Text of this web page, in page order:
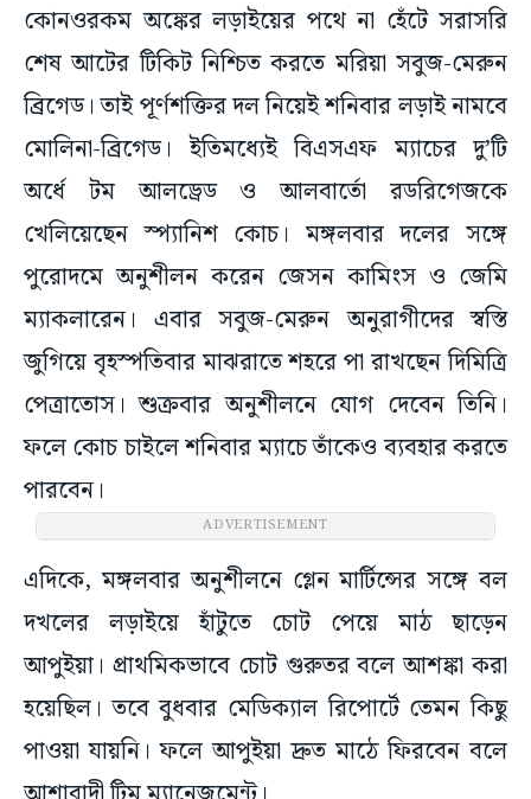
কোনওরকম অঙ্কের লড়াইয়ের পথে না হেঁটে সরাসরি
শেষ আটের টিকিট নিশ্চিত করতে মরিয়া সবুজ-মেরুন
ব্রিগেড। তাই পূর্ণশক্তির দল নিয়েই শনিবার লড়াই নামবে
মোলিনা-ব্রিগেড। ইতিমধ্যেই বিএসএফ ম্যাচের দু’টি
অর্ধে টম আলড্রেড ও আলবার্তো রডরিগেজকে
খেলিয়েছেন স্প্যানিশ কোচ। মঙ্গলবার দলের সঙ্গে
পুরোদমে অনুশীলন করেন জেসন কামিংস ও জেমি
ম্যাকলারেন। এবার সবুজ-মেরুন অনুরাগীদের স্বস্তি
জুগিয়ে বৃহস্পতিবার মাঝরাতে শহরে পা রাখছেন দিমিত্রি
পেত্রাতোস। শুক্রবার অনুশীলনে যোগ দেবেন তিনি।
ফলে কোচ চাইলে শনিবার ম্যাচে তাঁকেও ব্যবহার করতে
পারবেন।
ADVERTISEMENT
এদিকে, মঙ্গলবার অনুশীলনে গ্লেন মার্টিন্সের সঙ্গে বল
দখলের লড়াইয়ে হাঁটুতে চোট পেয়ে মাঠ ছাড়েন
আপুইয়া। প্রাথমিকভাবে চোট গুরুতর বলে আশঙ্কা করা
হয়েছিল। তবে বুধবার মেডিক্যাল রিপোর্টে তেমন কিছু
পাওয়া যায়নি। ফলে আপুইয়া দ্রুত মাঠে ফিরবেন বলে